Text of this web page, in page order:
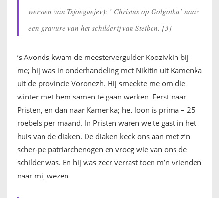
wersten van Tsjoegoejev): ’ Christus op Golgotha’ naar
een gravure van het schilderij van Steiben. [3]
’s Avonds kwam de meestervergulder Koozivkin bij
me; hij was in onderhandeling met Nikitin uit Kamenka
uit de provincie Voronezh. Hij smeekte me om die
winter met hem samen te gaan werken. Eerst naar
Pristen, en dan naar Kamenka; het loon is prima – 25
roebels per maand. In Pristen waren we te gast in het
huis van de diaken. De diaken keek ons aan met z’n
scher-pe patriarchenogen en vroeg wie van ons de
schilder was. En hij was zeer verrast toen m’n vrienden
naar mij wezen.